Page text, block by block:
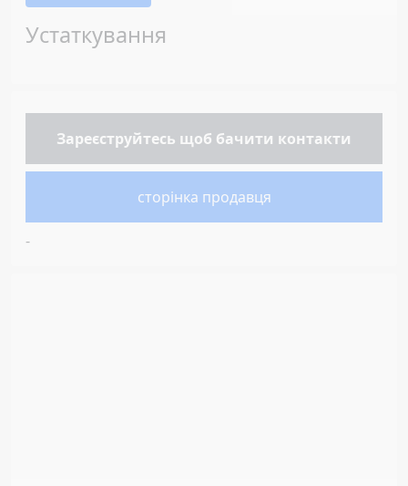
Устаткування
Зареєструйтесь щоб бачити контакти
сторінка продавця
-